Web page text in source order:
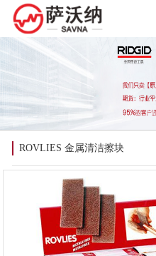
ROVLIES 金属清洁擦块